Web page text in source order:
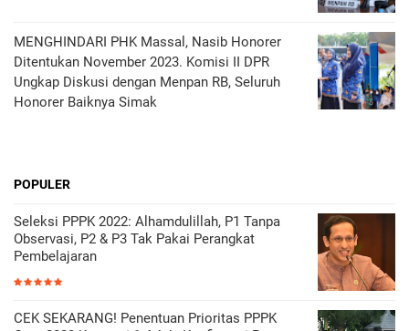
MENGHINDARI PHK Massal, Nasib Honorer
Ditentukan November 2023. Komisi II DPR
Ungkap Diskusi dengan Menpan RB, Seluruh
Honorer Baiknya Simak
POPULER
Seleksi PPPK 2022: Alhamdulillah, P1 Tanpa
Observasi, P2 & P3 Tak Pakai Perangkat
Pembelajaran
CEK SEKARANG! Penentuan Prioritas PPPK